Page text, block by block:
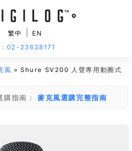
繁中
EN
: 02-23638171
風 » Shure SV200 人聲專用動圈式
指南： 麥克風選購完整指南